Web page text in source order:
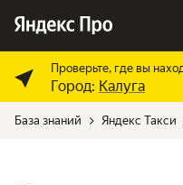
Проверьте, где вы
Город: Калуга
База знаний Яндекс Такси